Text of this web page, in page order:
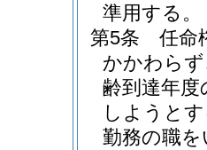
準用する。
第5条
任命
かかわら
齢到達年
しようと
勤務の職